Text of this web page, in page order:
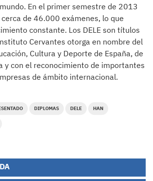
En el primer semestre de 2013
de 46.000 exámenes, lo que
constante. Los DELE son títulos
Cervantes otorga en nombre del
Cultura y Deporte de España, de
y con el reconocimiento de importantes
de ámbito internacional.
DIPLOMAS DELE HAN